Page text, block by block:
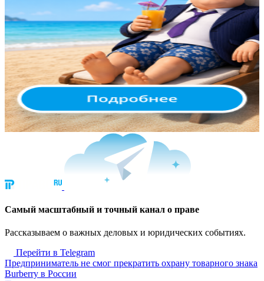
Cамый масштабный и точный канал о праве
Рассказываем о важных деловых и юридических событиях.
Перейти в Telegram
Предприниматель не смог прекратить охрану товарного знака
Burberry в России